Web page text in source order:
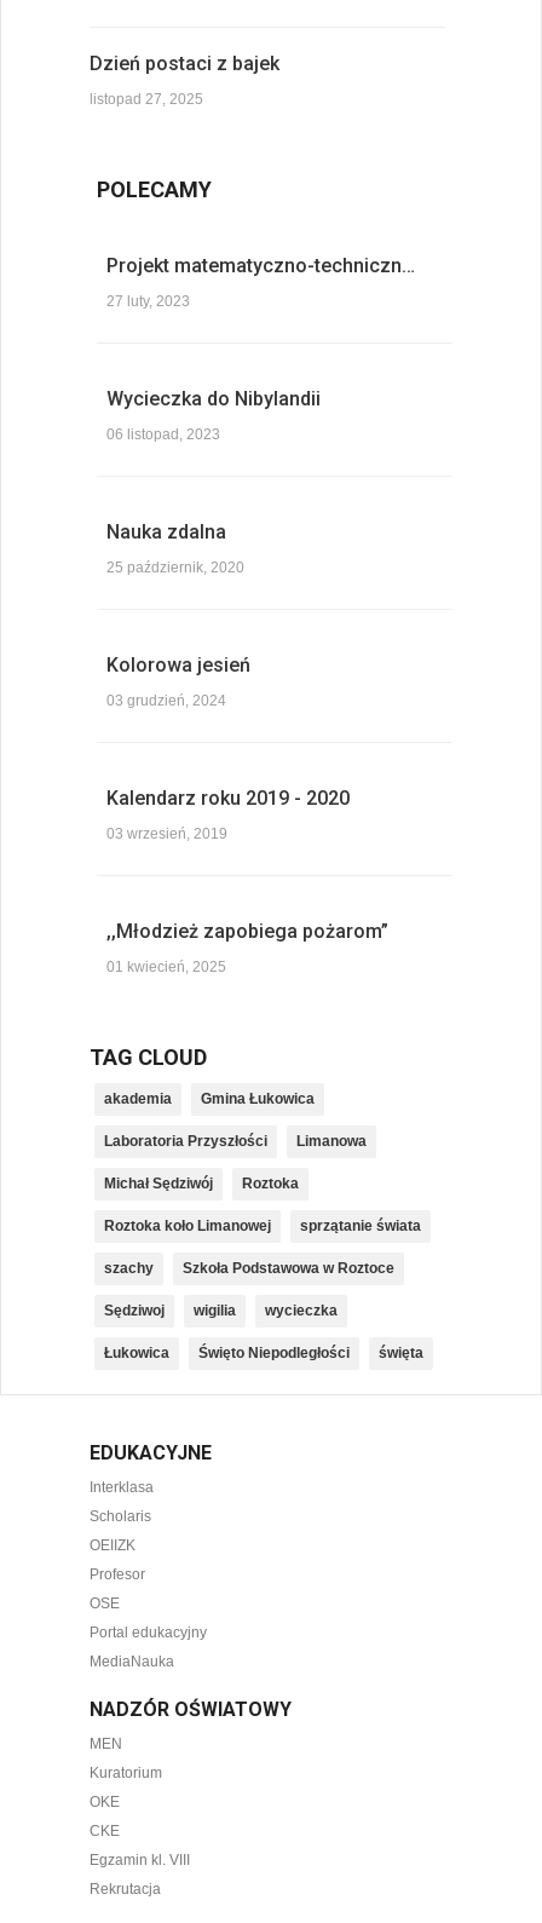
Dzień postaci z bajek
listopad 27, 2025
POLECAMY
Projekt matematyczno-techniczn…
27 luty, 2023
Wycieczka do Nibylandii
06 listopad, 2023
Nauka zdalna
25 październik, 2020
Kolorowa jesień
03 grudzień, 2024
Kalendarz roku 2019 - 2020
03 wrzesień, 2019
,,Młodzież zapobiega pożarom”
01 kwiecień, 2025
TAG CLOUD
akademia Gmina Łukowica
Laboratoria Przyszłości Limanowa
Michał Sędziwój Roztoka
Roztoka koło Limanowej sprzątanie świata
szachy Szkoła Podstawowa w Roztoce
Sędziwoj wigilia wycieczka
Łukowica Święto Niepodległości święta
EDUKACYJNE
Interklasa
Scholaris
OEIIZK
Profesor
OSE
Portal edukacyjny
MediaNauka
NADZÓR OŚWIATOWY
MEN
Kuratorium
OKE
CKE
Egzamin kl. VIII
Rekrutacja